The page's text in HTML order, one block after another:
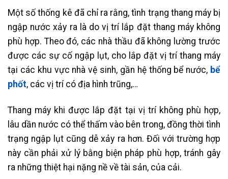
Một số thống kê đã chỉ ra rằng, tình trạng thang máy bị
ngập nước xảy ra là do vị trí lắp đặt thang máy không
phù hợp. Theo đó, các nhà thầu đã không lường trước
được các sự cố ngập lụt, cho lắp đặt vị trí thang máy
tại các khu vực nhà vệ sinh, gần hệ thống bể nước, bể
phốt, các vị trí có địa hình trũng,…
Thang máy khi được lắp đặt tại vị trí không phù hợp,
lâu dần nước có thể thấm vào bên trong, đồng thời tình
trạng ngập lụt cũng dễ xảy ra hơn. Đối với trường hợp
này cần phải xử lý bằng biện pháp phù hợp, tránh gây
ra những thiệt hại nặng nề về tài sản, của cải.